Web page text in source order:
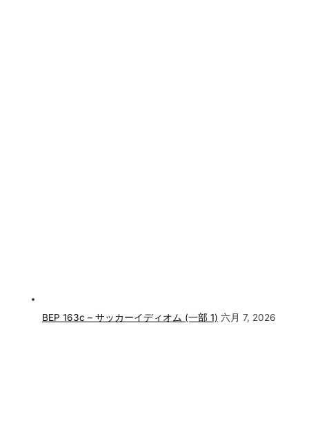
BEP 163c – サッカーイディオム (一部 1) 六月 7, 2026